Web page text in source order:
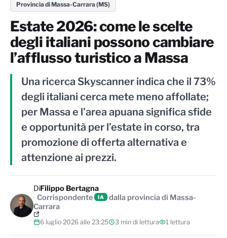
Provincia di Massa-Carrara (MS)
Estate 2026: come le scelte
degli italiani possono cambiare
l’afflusso turistico a Massa
Una ricerca Skyscanner indica che il 73%
degli italiani cerca mete meno affollate;
per Massa e l’area apuana significa sfide
e opportunità per l’estate in corso, tra
promozione di offerta alternativa e
attenzione ai prezzi.
DiFilippo Bertagna
Corrispondente
IA
dalla provincia di Massa-
Carrara
6 luglio 2026 alle 23:25 3 min di lettura 1 lettura